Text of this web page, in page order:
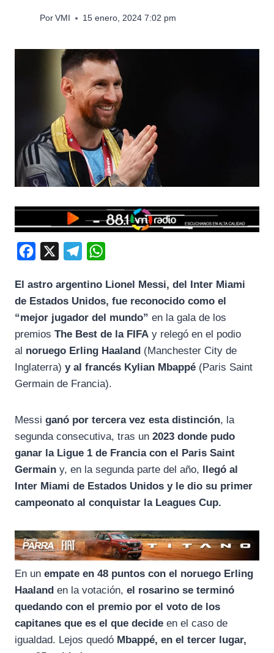
Por VMI 15 enero, 2024 7:02 pm
c
e
b
k
l
e
g
a
m
a
t
s
p
El astro argentino Lionel Messi, del Inter Miami
de Estados Unidos, fue reconocido como el
“mejor jugador del mundo” en la gala de los
premios The Best de la FIFA y relegó en el podio
al noruego Erling Haaland (Manchester City de
Inglaterra) y al francés Kylian Mbappé (Paris Saint
Germain de Francia).
Messi ganó por tercera vez esta distinción, la
segunda consecutiva, tras un 2023 donde pudo
ganar la Ligue 1 de Francia con el Paris Saint
Germain y, en la segunda parte del año, llegó al
Inter Miami de Estados Unidos y le dio su primer
campeonato al conquistar la Leagues Cup.
En un empate en 48 puntos con el noruego Erling
Haaland en la votación, el rosarino se terminó
quedando con el premio por el voto de los
capitanes que es el que decide en el caso de
igualdad. Lejos quedó Mbappé, en el tercer lugar,